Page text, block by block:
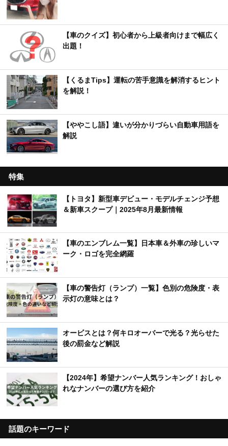
【車のクイズ】初心者から上級者向けまで幅広く
出題！
【くるまTips】運転の苦手意識を解消するヒント
を解説！
【ややこし語】違いが分かりづらい自動車用語を
解説
特集
【トヨタ】新型車デビュー・モデルチェンジ予想
＆新車スクープ｜2025年8月最新情報
【車のエンブレム一覧】日本車＆外車の珍しいマ
ーク・ロゴを完全網羅
【車の警告灯（ランプ）一覧】色別の危険度・表
示灯の意味とは？
オービスとは？何キロオーバーで光る？光らせた
後の罰金など解説
【2024年】希望ナンバー人気ランキング！おしゃ
れなナンバーの選び方を紹介
話題のキーワード